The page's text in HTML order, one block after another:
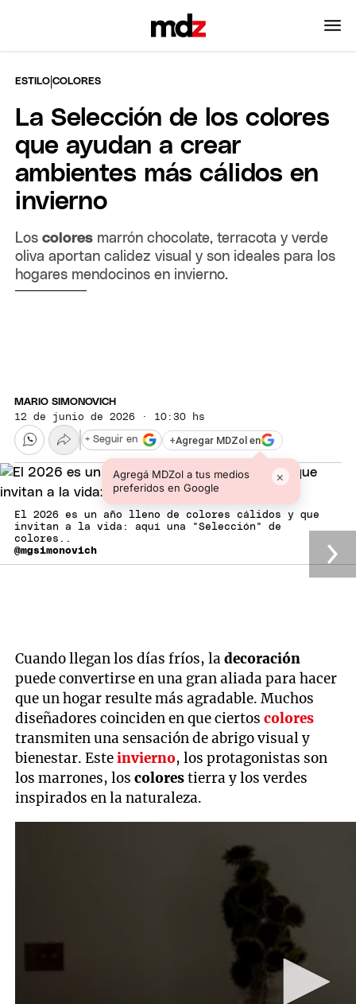
ESTILO |COLORES
La Selección de los colores
que ayudan a crear
ambientes más cálidos en
invierno
Loscolores marrón chocolate, terracota y verde
oliva aportan calidez visual y son ideales para los
hogares mendocinos en invierno.
MARIO SIMONOVICH
12 de junio de 2026 · 10:30 hs
+Agregar MDZol en
Agregá MDZol a tus medios
preferidos en Google
×
+ Seguir en
El 2026 es un año lleno de colores cálidos y que
invitan a la vida: aquí una "Selección" de
colores..
@mgsimonovich
Cuando llegan los días fríos, ladecoración
puede convertirse en una gran aliada para hacer
que un hogar resulte más agradable. Muchos
diseñadores coinciden en que ciertoscolores
transmiten una sensación de abrigo visual y
bienestar. Esteinvierno, los protagonistas son
los marrones, los colorestierra y los verdes
inspirados en la naturaleza.